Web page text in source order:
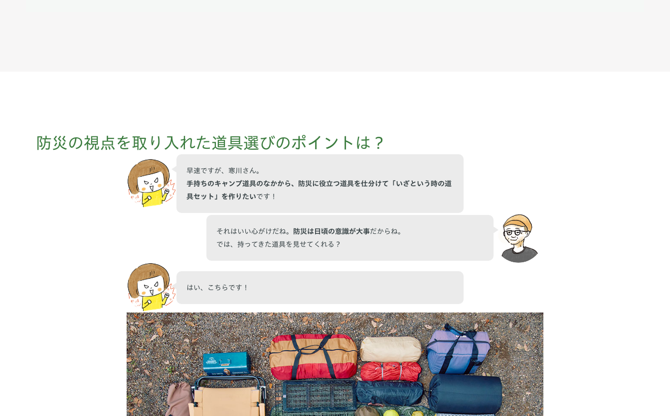
防災の視点を取り入れた道具選びのポイントは？
早速ですが、寒川さん。
手持ちのキャンプ道具のなかから、防災に役立つ道具を仕分けて「いざという時の道
具セット」を作りたいです！
それはいい心がけだね。 防災は日頃の意識が大事だからね。
では、持ってきた道具を見せてくれる？
はい、こちらです！